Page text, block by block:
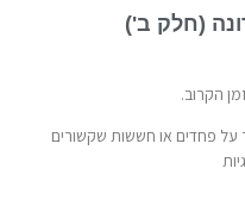
הקרוב.
על פחדים או חששות שקשורים